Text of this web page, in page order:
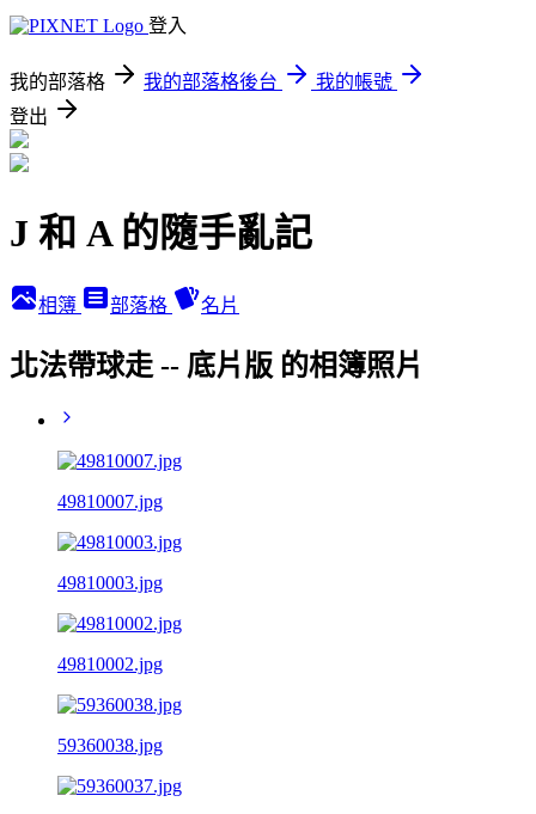
登入
我的部落格 我的部落格後台
我的帳號
登出
J 和 A 的隨手亂記
相簿 部落格 名片
北法帶球走 -- 底片版 的相簿照片
49810007.jpg
49810003.jpg
49810002.jpg
59360038.jpg